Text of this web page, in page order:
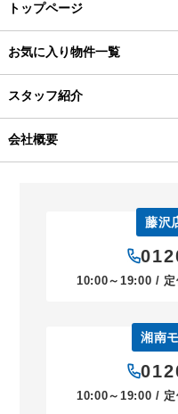
トップページ
お気に入り物件一覧
スタッフ紹介
会社概要
藤沢
10:00～19:00 / 定
湘南
10:00～19:00 / 定